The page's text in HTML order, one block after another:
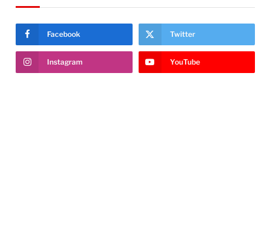
Facebook Twitter
Instagram YouTube